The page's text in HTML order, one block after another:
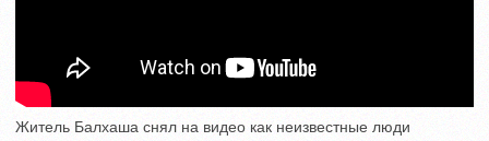
Житель Балхаша снял на видео как неизвестные люди